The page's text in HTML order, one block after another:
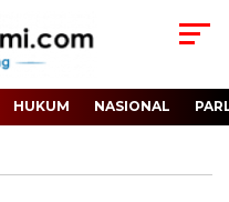
HUKUM NASIONAL